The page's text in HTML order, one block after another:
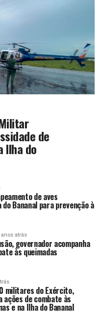
de
Ilha do
de aves
Bananal para prevenção à
anos atrás
governador acompanha
às queimadas
militares do Exército,
de combate às
e na Ilha do Bananal